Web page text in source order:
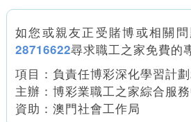
如您或親友正受賭博或相關
28716622尋求職工之家免費的
項目：負責任博彩深化學習計
主辦：博彩業職工之家綜合服
資助：澳門社會工作局